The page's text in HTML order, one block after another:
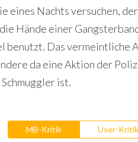
eines Nachts versuchen,
Hände einer
benutzt. Das vermeintliche
da eine Aktion der
ist.
MB-Kritik User-